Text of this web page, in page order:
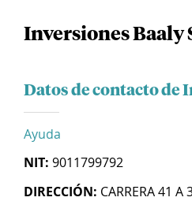
Inversiones Baaly
Datos de contacto de
Ayuda
NIT: 9011799792
DIRECCIÓN: CARRERA 41 A